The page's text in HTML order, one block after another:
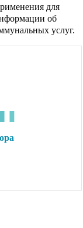
для
об
услуг.